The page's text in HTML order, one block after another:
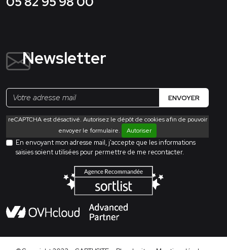
Newsletter
ENVOYER
reCAPTCHA est désactivé. Autorisez le dépôt de cookies afin de pouvoir
envoyer le formulaire.
Autoriser
En envoyant mon adresse mail, j'accepte que les informations
saisies soient utilisées pour permettre de me recontacter.